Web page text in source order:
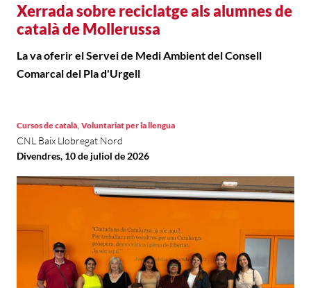
Xerrada sobre reciclatge als alumnes de
català de Mollerussa
La va oferir el Servei de Medi Ambient del Consell
Comarcal del Pla d'Urgell
Cursos de català, Voluntariat per la llengua
CNL Baix Llobregat Nord
Divendres, 10 de juliol de 2026